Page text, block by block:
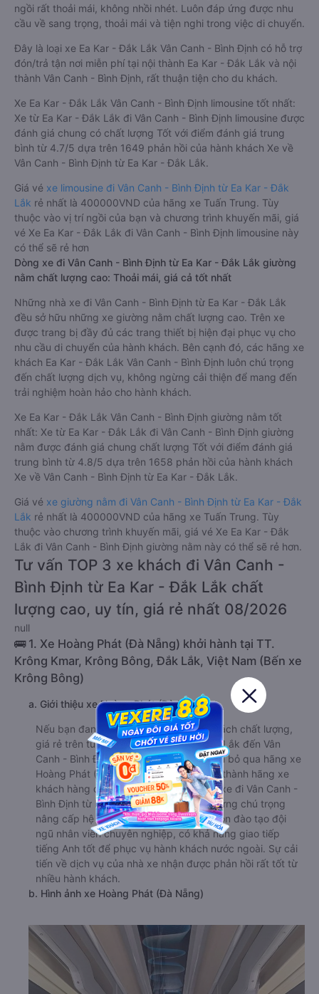
ngồi rất thoải mái, không nhồi nhét. Luôn đáp ứng được nhu
cầu về sang trọng, thoải mái và tiện nghi trong việc di chuyển.
Đây là loại xe Ea Kar - Đắk Lắk Vân Canh - Bình Định có hỗ trợ
đón/trả tận nơi miễn phí tại nội thành Ea Kar - Đắk Lắk và nội
thành Vân Canh - Bình Định, rất thuận tiện cho du khách.
Xe Ea Kar - Đắk Lắk Vân Canh - Bình Định limousine tốt nhất:
Xe từ Ea Kar - Đắk Lắk đi Vân Canh - Bình Định limousine được
đánh giá chung có chất lượng Tốt với điểm đánh giá trung
bình từ 4.7/5 dựa trên 1649 phản hồi của hành khách Xe về
Vân Canh - Bình Định từ Ea Kar - Đắk Lắk.
Giá vé xe limousine đi Vân Canh - Bình Định từ Ea Kar - Đắk
Lắk rẻ nhất là 400000VND của hãng xe Tuấn Trung. Tùy
thuộc vào vị trí ngồi của bạn và chương trình khuyến mãi, giá
vé Xe Ea Kar - Đắk Lắk đi Vân Canh - Bình Định limousine này
có thể sẽ rẻ hơn
Dòng xe đi Vân Canh - Bình Định từ Ea Kar - Đắk Lắk giường
nằm chất lượng cao: Thoải mái, giá cả tốt nhất
Những nhà xe đi Vân Canh - Bình Định từ Ea Kar - Đắk Lắk
đều sở hữu những xe giường nằm chất lượng cao. Trên xe
được trang bị đầy đủ các trang thiết bị hiện đại phục vụ cho
nhu cầu di chuyển của hành khách. Bên cạnh đó, các hãng xe
khách Ea Kar - Đắk Lắk Vân Canh - Bình Định luôn chú trọng
đến chất lượng dịch vụ, không ngừng cải thiện để mang đến
trải nghiệm hoàn hảo cho hành khách.
Xe Ea Kar - Đắk Lắk Vân Canh - Bình Định giường nằm tốt
nhất: Xe từ Ea Kar - Đắk Lắk đi Vân Canh - Bình Định giường
nằm được đánh giá chung chất lượng Tốt với điểm đánh giá
trung bình từ 4.8/5 dựa trên 1658 phản hồi của hành khách
Xe về Vân Canh - Bình Định từ Ea Kar - Đắk Lắk.
Giá vé xe giường nằm đi Vân Canh - Bình Định từ Ea Kar - Đắk
Lắk rẻ nhất là 400000VND của hãng xe Tuấn Trung. Tùy
thuộc vào chương trình khuyến mãi, giá vé Xe Ea Kar - Đắk
Lắk đi Vân Canh - Bình Định giường nằm này có thể sẽ rẻ hơn.
Tư vấn TOP 3 xe khách đi Vân Canh -
Bình Định từ Ea Kar - Đắk Lắk chất
lượng cao, uy tín, giá rẻ nhất 08/2026
null
🚌 1. Xe Hoàng Phát (Đà Nẵng) khởi hành tại TT.
Krông Kmar, Krông Bông, Đắk Lắk, Việt Nam (Bến xe
Krông Bông)
a. Giới thiệu xe Hoàng Phát (Đà Nẵng)
Nếu bạn đang tìm kiếm một hãng xe khách chất lượng,
giá rẻ trên tuyến đường từ Ea Kar - Đắk Lắk đến Vân
Canh - Bình Định thì chắc hẳn không nên bỏ qua hãng xe
Hoàng Phát (Đà Nẵng). Với mục tiêu trở thành hãng xe
khách hàng đầu trên tuyến đường này, xe đi Vân Canh -
Bình Định từ Ea Kar - Đắk Lắk không những chú trọng
nâng cấp hệ thống xe chất lượng. Mà còn đào tạo đội
ngũ nhân viên chuyên nghiệp, có khả năng giao tiếp
tiếng Anh tốt để phục vụ hành khách nước ngoài. Sự cải
tiến về dịch vụ của nhà xe nhận được phản hồi rất tốt từ
nhiều hành khách.
b. Hình ảnh xe Hoàng Phát (Đà Nẵng)